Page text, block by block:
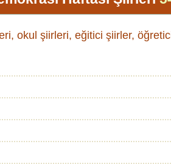
okul şiirleri, eğitici şiirler,